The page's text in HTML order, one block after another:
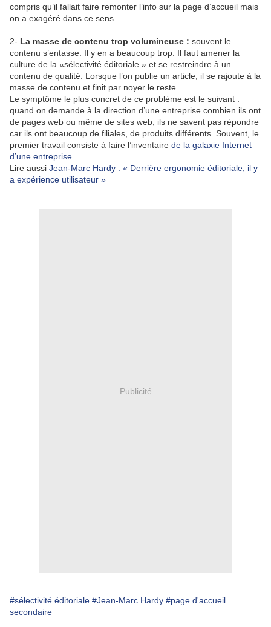
compris qu’il fallait faire remonter l’info sur la page d’accueil mais
on a exagéré dans ce sens.
2- La masse de contenu trop volumineuse : souvent le
contenu s’entasse. Il y en a beaucoup trop. Il faut amener la
culture de la «sélectivité éditoriale » et se restreindre à un
contenu de qualité. Lorsque l’on publie un article, il se rajoute à la
masse de contenu et finit par noyer le reste.
Le symptôme le plus concret de ce problème est le suivant :
quand on demande à la direction d’une entreprise combien ils ont
de pages web ou même de sites web, ils ne savent pas répondre
car ils ont beaucoup de filiales, de produits différents. Souvent, le
premier travail consiste à faire l’inventaire de la galaxie Internet
d’une entreprise
Lire aussi Jean-Marc Hardy : « Derrière ergonomie éditoriale, il y
a expérience utilisateur »
Publicité
#sélectivité éditoriale #Jean-Marc Hardy #page d'accueil
secondaire